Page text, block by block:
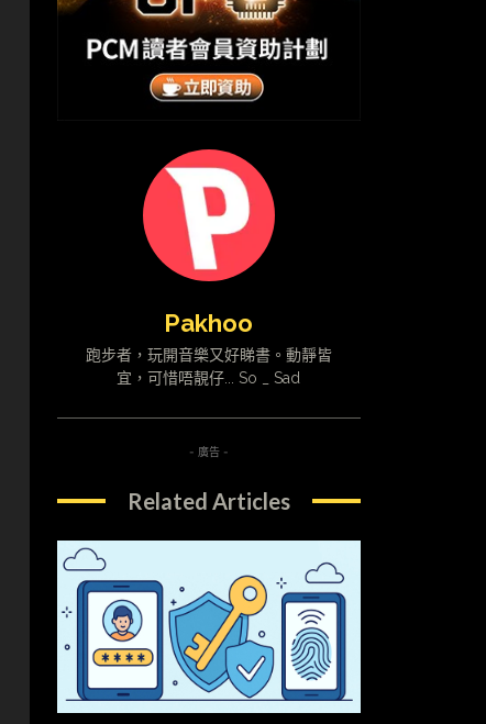
Pakhoo
跑步者，玩開音樂又好睇書。動靜皆
宜，可惜唔靚仔... So _ Sad
- 廣告 -
Related Articles